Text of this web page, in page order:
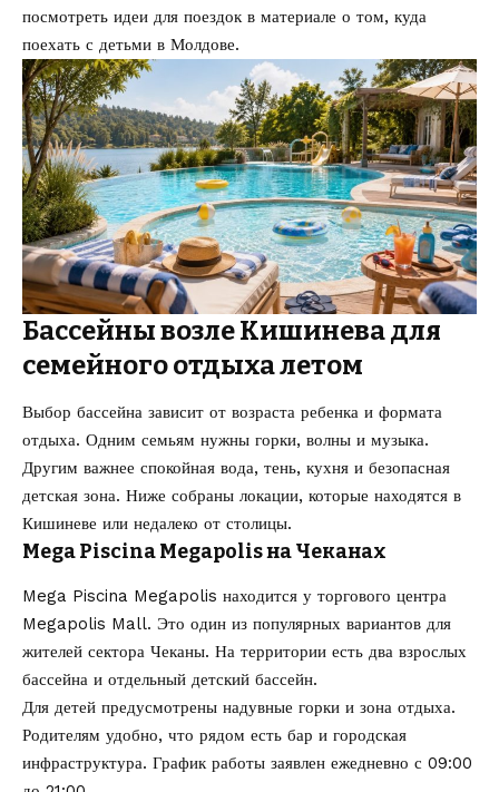
посмотреть идеи для поездок в материале о том, куда
поехать с детьми в Молдове.
Бассейны возле Кишинева для
семейного отдыха летом
Выбор бассейна зависит от возраста ребенка и формата
отдыха. Одним семьям нужны горки, волны и музыка.
Другим важнее спокойная вода, тень, кухня и безопасная
детская зона. Ниже собраны локации, которые находятся в
Кишиневе или недалеко от столицы.
Mega Piscina Megapolis на Чеканах
Mega Piscina Megapolis находится у торгового центра
Megapolis Mall. Это один из популярных вариантов для
жителей сектора Чеканы. На территории есть два взрослых
бассейна и отдельный детский бассейн.
Для детей предусмотрены надувные горки и зона отдыха.
Родителям удобно, что рядом есть бар и городская
инфраструктура. График работы заявлен ежедневно с 09:00